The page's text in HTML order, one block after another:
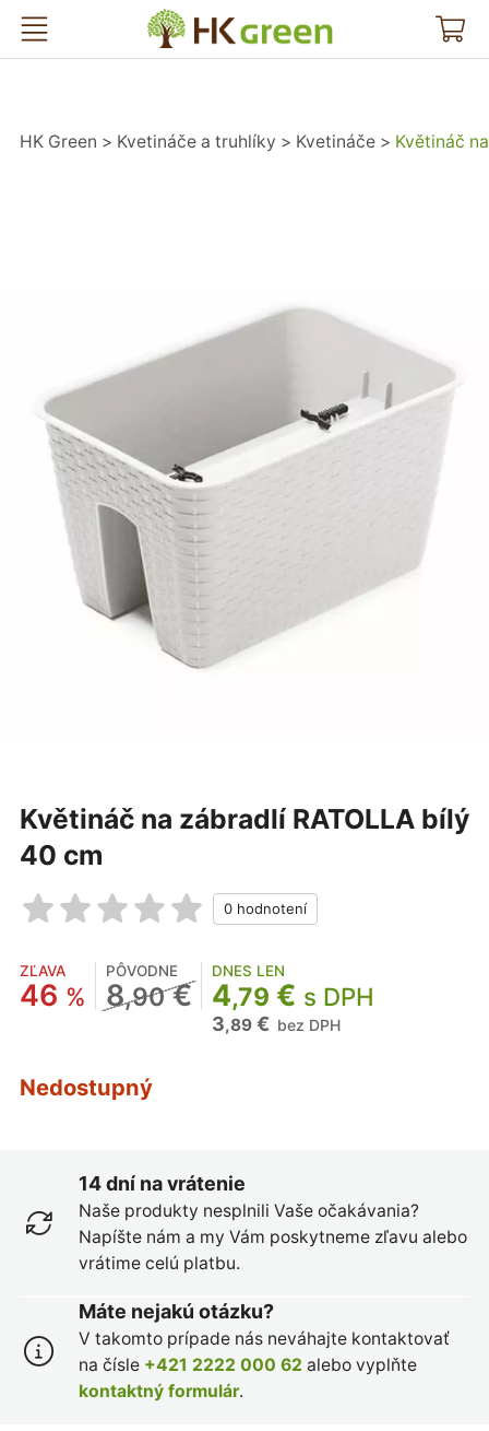
HK Green
HK Green Kvetináče a truhlíky Kvetináče Květináč
Květináč na zábradlí RATOLLA bílý
40 cm
ZĽAVA
46 %
PÔVODNE
8,90€
DNES LEN
4,79 € s DPH
3,89€ bez DPH
Nedostupný
14 dní na vrátenie
Naše produkty nesplnili Vaše očakávania?
Napíšte nám a my Vám poskytneme zľavu alebo
vrátime celú platbu.
Máte nejakú otázku?
V takomto prípade nás neváhajte kontaktovať
na čísle +421 2222 000 62 alebo vyplňte
kontaktný formulár.